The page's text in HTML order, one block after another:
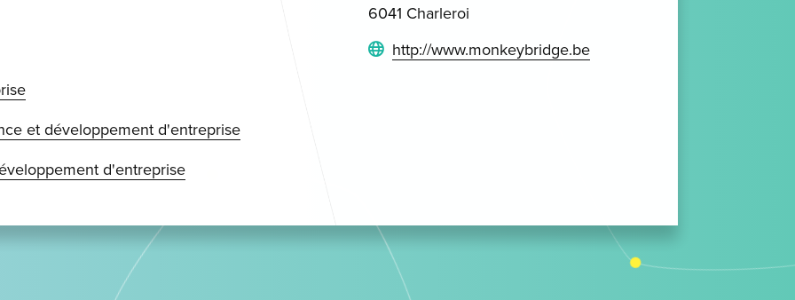
et développement d'entreprise
d'entreprise
6041 Charleroi
http://www.monkeybridge.be